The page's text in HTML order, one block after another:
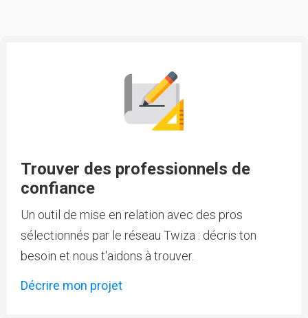
Trouver des professionnels de
confiance
Un outil de mise en relation avec des pros
sélectionnés par le réseau Twiza : décris ton
besoin et nous t'aidons à trouver.
Décrire mon projet